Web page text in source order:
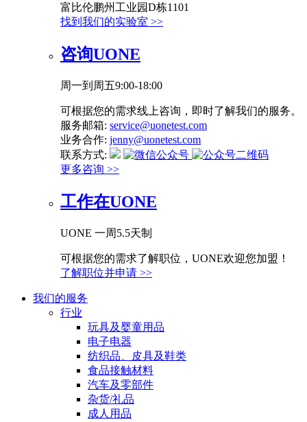
富比伦鹏州工业园D栋1101
找到我们的实验室 >>
咨询UONE
周一到周五9:00-18:00
可根据您的需求线上咨询，即时了解我们的服务。
服务邮箱: service@uonetest.com
业务合作: jenny@uonetest.com
联系方式:
更多咨询 >>
工作在UONE
UONE 一周5.5天制
可根据您的需求了解职位，UONE欢迎您加盟！
了解职位并申请 >>
我们的服务
行业
玩具及婴童用品
电子电器
纺织品、皮具及鞋类
食品接触材料
汽车及零部件
杂货/礼品
成人用品